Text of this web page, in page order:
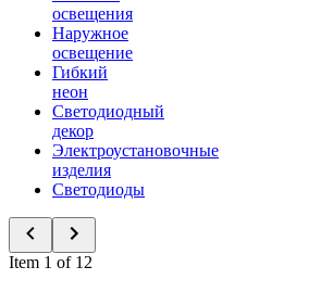
освещения
Наружное
освещение
Гибкий
неон
Светодиодный
декор
Электроустановочные
изделия
Светодиоды
Item 1 of 12